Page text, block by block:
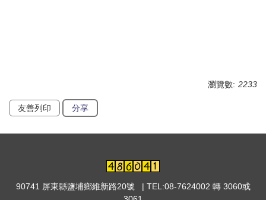
瀏覽數: 2233
友善列印 分享
90741 屏東縣鹽埔鄉維新路20號 | TEL:08-7624002 轉 3060或